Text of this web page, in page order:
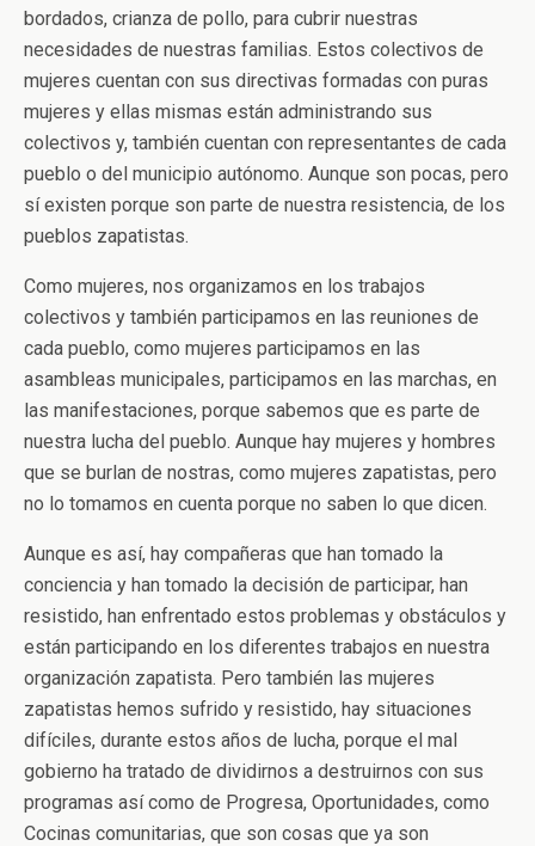
bordados, crianza de pollo, para cubrir nuestras
necesidades de nuestras familias. Estos colectivos de
mujeres cuentan con sus directivas formadas con puras
mujeres y ellas mismas están administrando sus
colectivos y, también cuentan con representantes de cada
pueblo o del municipio autónomo. Aunque son pocas, pero
sí existen porque son parte de nuestra resistencia, de los
pueblos zapatistas.
Como mujeres, nos organizamos en los trabajos
colectivos y también participamos en las reuniones de
cada pueblo, como mujeres participamos en las
asambleas municipales, participamos en las marchas, en
las manifestaciones, porque sabemos que es parte de
nuestra lucha del pueblo. Aunque hay mujeres y hombres
que se burlan de nostras, como mujeres zapatistas, pero
no lo tomamos en cuenta porque no saben lo que dicen.
Aunque es así, hay compañeras que han tomado la
conciencia y han tomado la decisión de participar, han
resistido, han enfrentado estos problemas y obstáculos y
están participando en los diferentes trabajos en nuestra
organización zapatista. Pero también las mujeres
zapatistas hemos sufrido y resistido, hay situaciones
difíciles, durante estos años de lucha, porque el mal
gobierno ha tratado de dividirnos a destruirnos con sus
programas así como de Progresa, Oportunidades, como
Cocinas comunitarias, que son cosas que ya son